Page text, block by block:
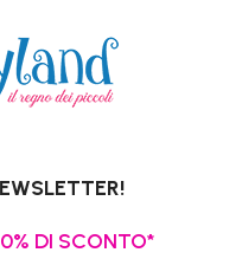
DI SCONTO*